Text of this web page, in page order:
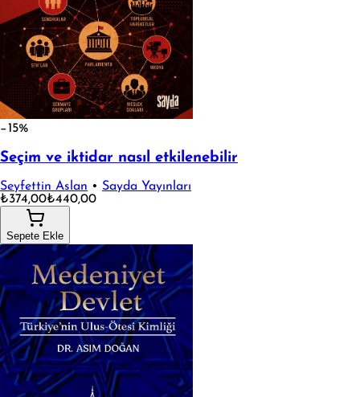
−15%
Seçim ve iktidar nasıl etkilenebilir
Seyfettin Aslan • Sayda Yayınları
₺374,00₺440,00
Sepete Ekle